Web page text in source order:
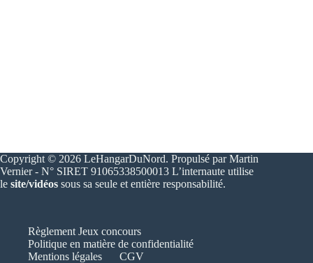
Copyright © 2026 LeHangarDuNord. Propulsé par Martin
Vernier - N° SIRET 91065338500013 L’internaute utilise
le site/vidéos sous sa seule et entière responsabilité.
Règlement Jeux concours
Politique en matière de confidentialité
Mentions légales
CGV